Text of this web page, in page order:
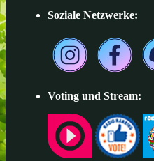
Soziale Netzwerke:
Voting und Stream: